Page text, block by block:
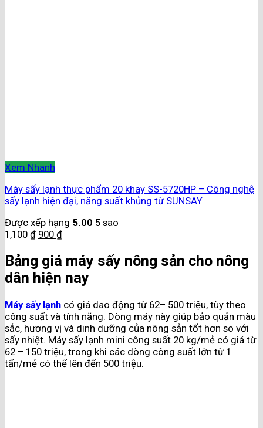
Xem Nhanh
Máy sấy lạnh thực phẩm 20 khay SS-5720HP – Công nghệ
sấy lạnh hiện đại, năng suất khủng từ SUNSAY
Được xếp hạng 5.00 5 sao
1,100₫ 900 ₫
Bảng giá máy sấy nông sản cho nông
dân hiện nay
Máy sấy lạnh có giá dao động từ 62– 500 triệu, tùy theo
công suất và tính năng. Dòng máy này giúp bảo quản màu
sắc, hương vị và dinh dưỡng của nông sản tốt hơn so với
sấy nhiệt. Máy sấy lạnh mini công suất 20 kg/mẻ có giá từ
62 – 150 triệu, trong khi các dòng công suất lớn từ 1
tấn/mẻ có thể lên đến 500 triệu.